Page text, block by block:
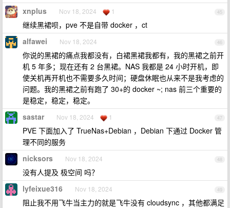
45
xnplus Nov 18, 2024 1
继续黑裙呗，pve 不是自带 docker ，ct
46
alfawei Nov 18, 2024
你说的黑裙的痛点我都没有，白裙黑裙我都有，我的黑裙之前开
机 5 年多；现在还有 2 台黑裙。NAS 我都是 24 小时开机，即
使关机再开机也不需要多久时间；硬盘休眠也从来不是我考虑的
问题。我的黑裙之前有跑了 30+的 docker ~; nas 前三个重要的
是稳定，稳定，稳定。
47
sastar Nov 18, 2024 1
PVE 下面加入了 TrueNas+Debian ，Debian 下通过 Docker 管
理不同的服务
48
nicksors Nov 18, 2024
没有人提及 极空间 吗？
49
lyfeixue316 Nov 18, 2024
阻止我不用飞牛当主力的就是飞牛没有 cloudsync ，其他都满足